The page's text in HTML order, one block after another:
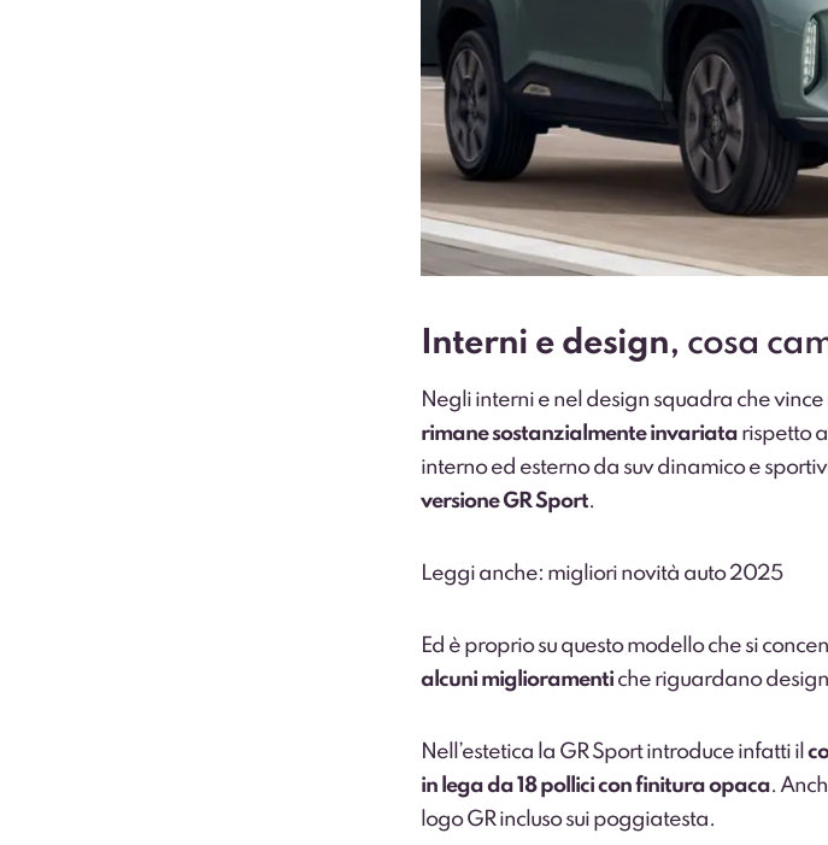
Interni e design, cosa
Negli interni e nel design squadra che
rimane sostanzialmente invariatarispetto
interno ed esterno da suv dinamico e
versione GR Sport.
Leggi anche: migliori novità auto 2025
Ed è proprio su questo modello che si
alcuni miglioramenti che riguardano
Nell’estetica la GR Sport introduce infatti il
in lega da 18 pollici con finitura opaca.
logo GR incluso sui poggiatesta.